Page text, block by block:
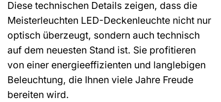
Diese technischen Details zeigen, dass die
Meisterleuchten LED-Deckenleuchte nicht nur
optisch überzeugt, sondern auch technisch
auf dem neuesten Stand ist. Sie profitieren
von einer energieeffizienten und langlebigen
Beleuchtung, die Ihnen viele Jahre Freude
bereiten wird.